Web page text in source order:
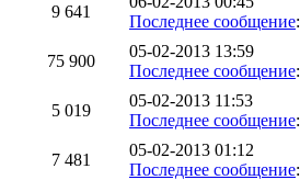
9 641
Последнее сообщение:
75 900
05-02-2013 13:59
Последнее сообщение:
5 019
05-02-2013 11:53
Последнее сообщение:
7 481
05-02-2013 01:12
Последнее сообщение: